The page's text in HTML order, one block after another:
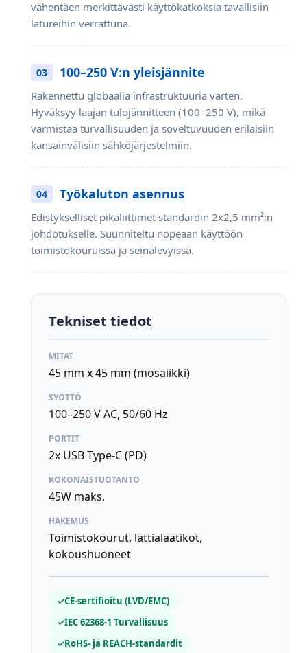
vähentäen merkittävästi käyttökatkoksia tavallisiin
latureihin verrattuna.
03 100–250 V:n yleisjännite
Rakennettu globaalia infrastruktuuria varten.
Hyväksyy laajan tulojännitteen (100–250 V), mikä
varmistaa turvallisuuden ja soveltuvuuden erilaisiin
kansainvälisiin sähköjärjestelmiin.
04 Työkaluton asennus
Edistykselliset pikaliittimet standardin 2x2,5 mm²:n
johdotukselle. Suunniteltu nopeaan käyttöön
toimistokouruissa ja seinälevyissä.
Tekniset tiedot
MITAT
45 mm x 45 mm (mosaiikki)
SYÖTTÖ
100–250 V AC, 50/60 Hz
PORTIT
2x USB Type-C (PD)
KOKONAISTUOTANTO
45W maks.
HAKEMUS
Toimistokourut, lattialaatikot,
kokoushuoneet
✓CE-sertifioitu (LVD/EMC)
✓IEC 62368-1 Turvallisuus
✓RoHS- ja REACH-standardit